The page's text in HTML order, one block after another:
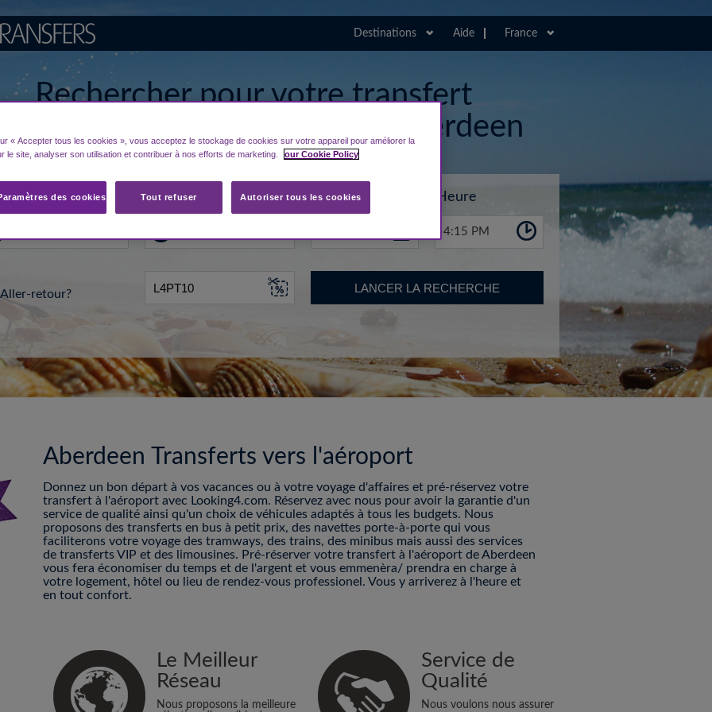
Destinations Aide France
Rechercher pour votre transfert
depuis/vers l'aéroport de Aberdeen
de départ... Vers Date Heure
4:15 PM
Aller-retour? LANCER LA RECHERCHE
Aberdeen Transferts vers l'aéroport
Donnez un bon départ à vos vacances ou à votre voyage d'affaires et pré-réservez votre
transfert à l'aéroport avec Looking4.com. Réservez avec nous pour avoir la garantie d'un
service de qualité ainsi qu'un choix de véhicules adaptés à tous les budgets. Nous
proposons des transferts en bus à petit prix, des navettes porte-à-porte qui vous
faciliterons votre voyage des tramways, des trains, des minibus mais aussi des services
de transferts VIP et des limousines. Pré-réserver votre transfert à l'aéroport de Aberdeen
vous fera économiser du temps et de l'argent et vous emmenèra/ prendra en charge à
votre logement, hôtel ou lieu de rendez-vous professionel. Vous y arriverez à l'heure et
en tout confort.
Le Meilleur
Réseau
Nous proposons la meilleure
Service de
Qualité
Nous voulons nous assurer
« Accepter tous les cookies », vous acceptez le stockage de cookies sur votre appareil pour améliorer la
le site, analyser son utilisation et contribuer à nos efforts de marketing.
our Cookie Policy
Tout refuser Autoriser tous les cookies
des cookies